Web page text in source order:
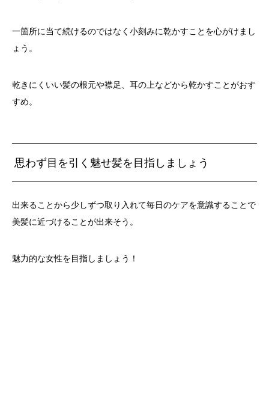
一箇所に当て続けるのではなく小刻みに乾かすことを心がけまし
ょう。
乾きにくいい髪の根元や襟足、耳の上などから乾かすことがおす
すめ。
思わず目を引く魅せ髪を目指しましょう
出来ることから少しずつ取り入れて毎日のケアを意識することで
美髪に近づけることが出来そう。
魅力的な女性を目指しましょう！